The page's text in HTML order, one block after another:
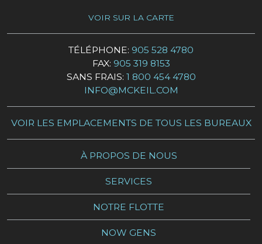
VOIR SUR LA CARTE
TÉLÉPHONE: 905 528 4780
FAX: 905 319 8153
SANS FRAIS: 1 800 454 4780
INFO@MCKEIL.COM
VOIR LES EMPLACEMENTS DE TOUS LES BUREAUX
À PROPOS DE NOUS
SERVICES
NOTRE FLOTTE
NOW GENS